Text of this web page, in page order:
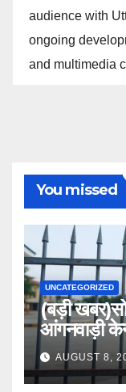
audience with
ongoing
and multimedia
You missed
UNCATEGORIZED
(बड़ी
आंगनवाड़ी
AUGUST 8,